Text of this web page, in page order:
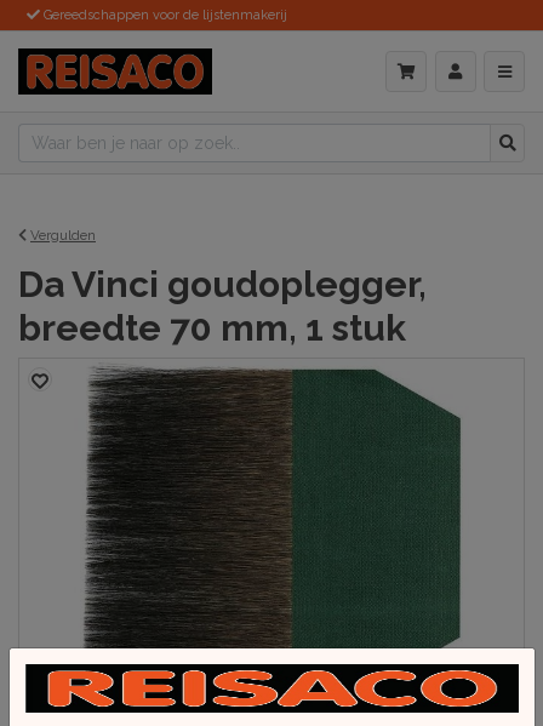
Gereedschappen voor de lijstenmakerij
Vergulden
Da Vinci goudoplegger,
breedte 70 mm, 1 stuk